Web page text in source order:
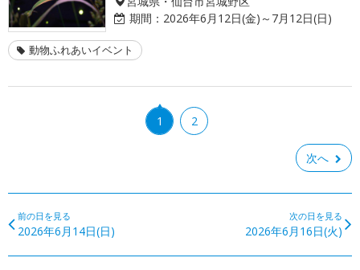
期間： 2026年6月12日(金)～7月12日(日)
動物ふれあいイベント
1 2
次へ
前の日を見る
2026年6月14日(日)
次の日を見る
2026年6月16日(火)